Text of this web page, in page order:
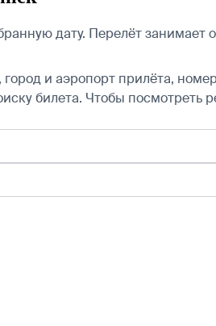
дату. Перелёт занимает
и аэропорт прилёта,
билета. Чтобы посмотреть